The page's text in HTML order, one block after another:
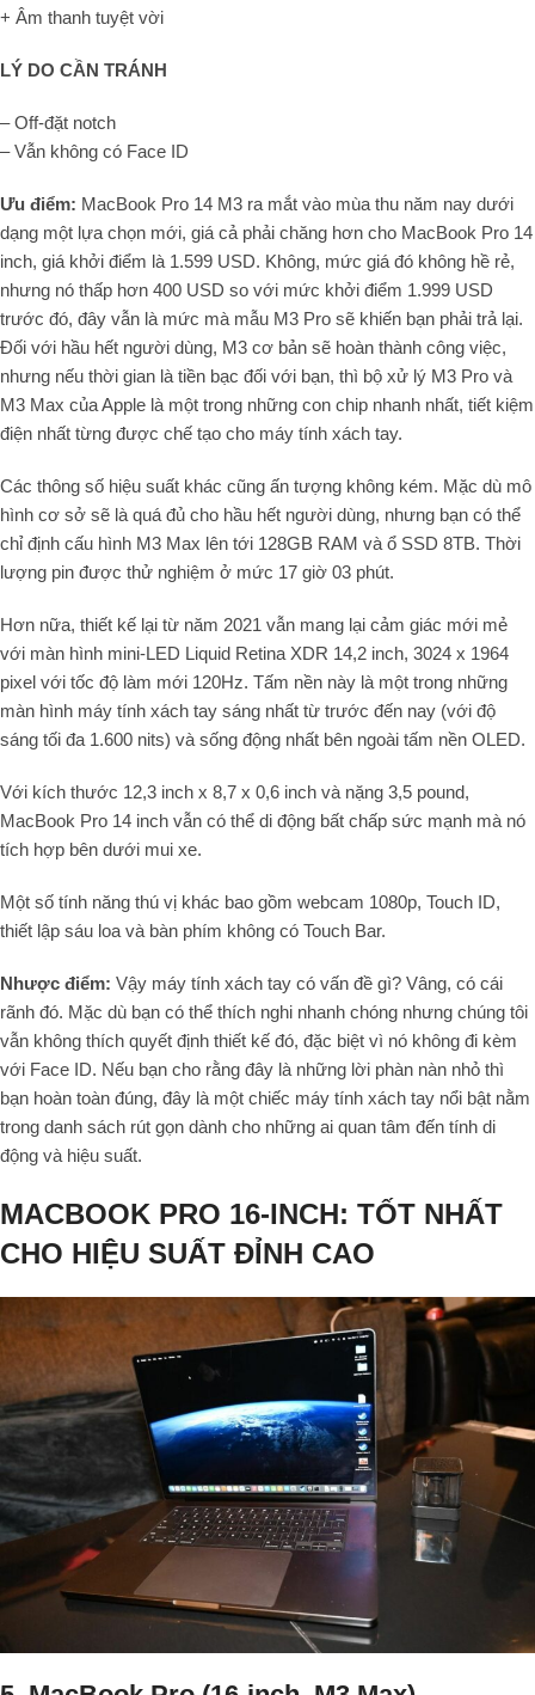
+ Âm thanh tuyệt vời
LÝ DO CẦN TRÁNH
– Off-đặt notch
– Vẫn không có Face ID
Ưu điểm: MacBook Pro 14 M3 ra mắt vào mùa thu năm nay dưới
dạng một lựa chọn mới, giá cả phải chăng hơn cho MacBook Pro 14
inch, giá khởi điểm là 1.599 USD. Không, mức giá đó không hề rẻ,
nhưng nó thấp hơn 400 USD so với mức khởi điểm 1.999 USD
trước đó, đây vẫn là mức mà mẫu M3 Pro sẽ khiến bạn phải trả lại.
Đối với hầu hết người dùng, M3 cơ bản sẽ hoàn thành công việc,
nhưng nếu thời gian là tiền bạc đối với bạn, thì bộ xử lý M3 Pro và
M3 Max của Apple là một trong những con chip nhanh nhất, tiết kiệm
điện nhất từng được chế tạo cho máy tính xách tay.
Các thông số hiệu suất khác cũng ấn tượng không kém. Mặc dù mô
hình cơ sở sẽ là quá đủ cho hầu hết người dùng, nhưng bạn có thể
chỉ định cấu hình M3 Max lên tới 128GB RAM và ổ SSD 8TB. Thời
lượng pin được thử nghiệm ở mức 17 giờ 03 phút.
Hơn nữa, thiết kế lại từ năm 2021 vẫn mang lại cảm giác mới mẻ
với màn hình mini-LED Liquid Retina XDR 14,2 inch, 3024 x 1964
pixel với tốc độ làm mới 120Hz. Tấm nền này là một trong những
màn hình máy tính xách tay sáng nhất từ trước đến nay (với độ
sáng tối đa 1.600 nits) và sống động nhất bên ngoài tấm nền OLED.
Với kích thước 12,3 inch x 8,7 x 0,6 inch và nặng 3,5 pound,
MacBook Pro 14 inch vẫn có thể di động bất chấp sức mạnh mà nó
tích hợp bên dưới mui xe.
Một số tính năng thú vị khác bao gồm webcam 1080p, Touch ID,
thiết lập sáu loa và bàn phím không có Touch Bar.
Nhược điểm: Vậy máy tính xách tay có vấn đề gì? Vâng, có cái
rãnh đó. Mặc dù bạn có thể thích nghi nhanh chóng nhưng chúng tôi
vẫn không thích quyết định thiết kế đó, đặc biệt vì nó không đi kèm
với Face ID. Nếu bạn cho rằng đây là những lời phàn nàn nhỏ thì
bạn hoàn toàn đúng, đây là một chiếc máy tính xách tay nổi bật nằm
trong danh sách rút gọn dành cho những ai quan tâm đến tính di
động và hiệu suất.
MACBOOK PRO 16-INCH: TỐT NHẤT
CHO HIỆU SUẤT ĐỈNH CAO